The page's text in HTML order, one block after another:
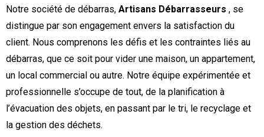
Notre société de débarras, Artisans Débarrasseurs , se
distingue par son engagement envers la satisfaction du
client. Nous comprenons les défis et les contraintes liés au
débarras, que ce soit pour vider une maison, un appartement,
un local commercial ou autre. Notre équipe expérimentée et
professionnelle s’occupe de tout, de la planification à
l’évacuation des objets, en passant par le tri, le recyclage et
la gestion des déchets.